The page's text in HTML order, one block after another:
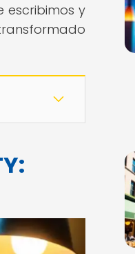
escribimos y